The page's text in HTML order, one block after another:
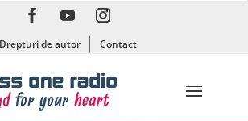
Drepturi de autor Contact